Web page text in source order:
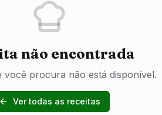
não encontrada
você procura não está disponível.
Ver todas as receitas